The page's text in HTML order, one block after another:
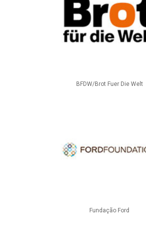
BFDW/Brot Fuer Die Welt
Fundação Ford